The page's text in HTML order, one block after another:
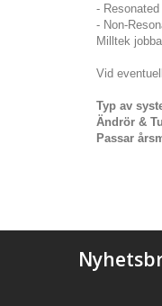
-
- Non-
Milltek
Vid
Typ av
Ändrör &
Passar